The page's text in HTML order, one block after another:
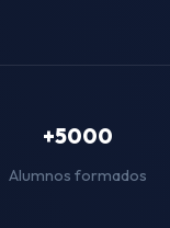
+5000
Alumnos formados